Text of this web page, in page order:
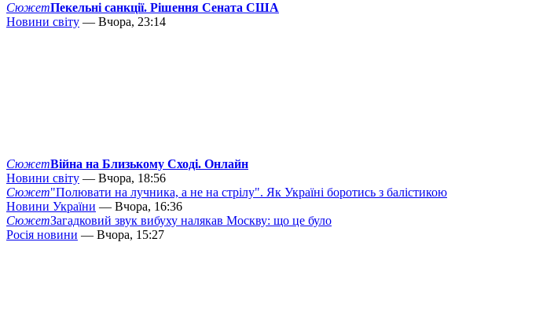
СюжетПекельні санкції. Рішення Сената США
Новини світу — Вчора, 23:14
СюжетВійна на Близькому Сході. Онлайн
Новини світу — Вчора, 18:56
Сюжет"Полювати на лучника, а не на стрілу". Як Україні боротись з балістикою
Новини України — Вчора, 16:36
СюжетЗагадковий звук вибуху налякав Москву: що це було
Росія новини — Вчора, 15:27